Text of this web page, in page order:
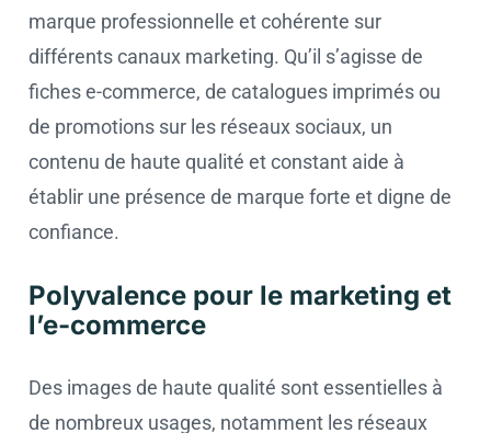
marque professionnelle et cohérente sur
différents canaux marketing. Qu’il s’agisse de
fiches e-commerce, de catalogues imprimés ou
de promotions sur les réseaux sociaux, un
contenu de haute qualité et constant aide à
établir une présence de marque forte et digne de
confiance.
Polyvalence pour le marketing et
l’e-commerce
Des images de haute qualité sont essentielles à
de nombreux usages, notamment les réseaux